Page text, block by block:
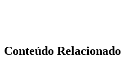
Conteúdo Relacionado